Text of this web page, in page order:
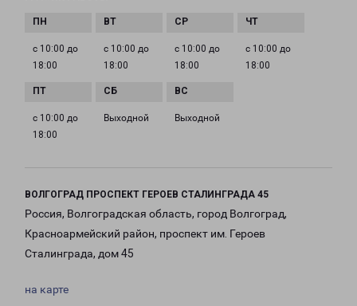
с 10:00 до
18:00
с 10:00 до
18:00
с 10:00 до
18:00
с 10:00 до
18:00
с 10:00 до
18:00
Выходной Выходной
ВОЛГОГРАД ПРОСПЕКТ ГЕРОЕВ СТАЛИНГРАДА 45
Россия, Волгоградская область, город Волгоград,
Красноармейский район, проспект им. Героев
Сталинграда, дом 45
на карте